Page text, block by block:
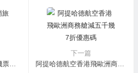
分享5個購買促銷旅遊機票的時機
下一篇
阿提哈德航空香港飛歐洲商務艙減五千幾 7折優惠碼